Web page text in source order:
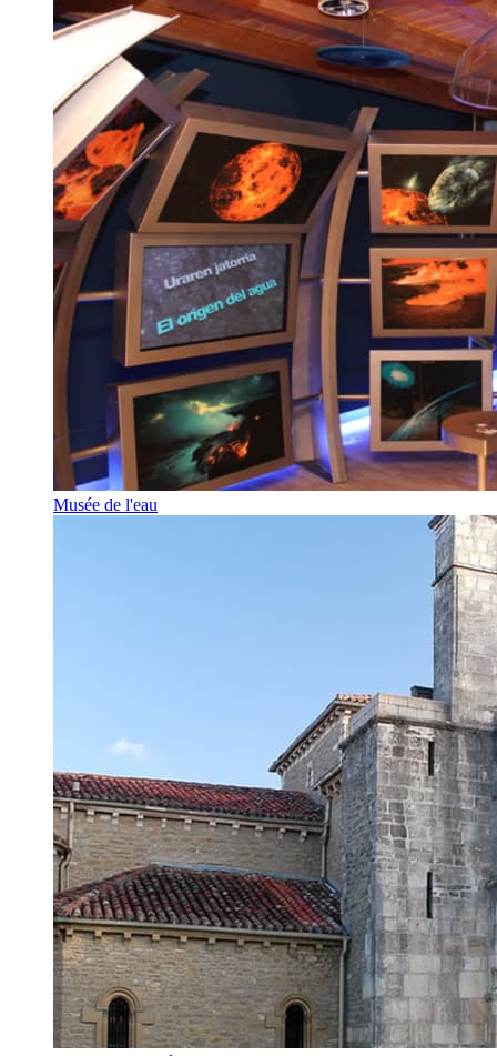
Musée de l'eau